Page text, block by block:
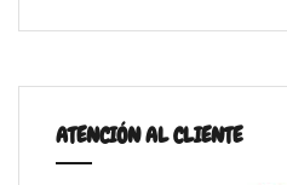
ATENCIÓN AL CLIENTE